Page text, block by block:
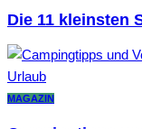
Die 11 kleinsten
MAGAZIN